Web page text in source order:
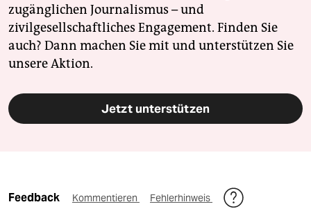
zugänglichen Journalismus – und
zivilgesellschaftliches Engagement. Finden Sie
auch? Dann machen Sie mit und unterstützen Sie
unsere Aktion.
Jetzt unterstützen
Feedback Kommentieren Fehlerhinweis